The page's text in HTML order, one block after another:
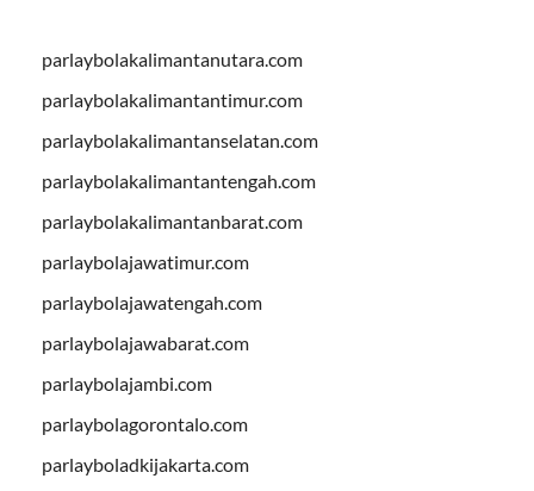
parlaybolakalimantanutara.com
parlaybolakalimantantimur.com
parlaybolakalimantanselatan.com
parlaybolakalimantantengah.com
parlaybolakalimantanbarat.com
parlaybolajawatimur.com
parlaybolajawatengah.com
parlaybolajawabarat.com
parlaybolajambi.com
parlaybolagorontalo.com
parlayboladkijakarta.com